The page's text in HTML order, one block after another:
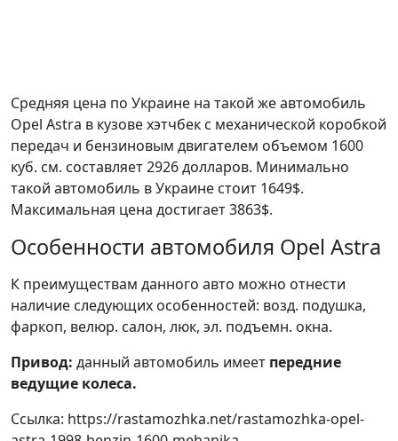
Средняя цена по Украине на такой же автомобиль
Opel Astra в кузове хэтчбек c механической коробкой
передач и бензиновым двигателем объемом 1600
куб. см. составляет 2926 долларов. Минимально
такой автомобиль в Украине стоит 1649$.
Максимальная цена достигает 3863$.
Особенности автомобиля Opel Astra
К преимуществам данного авто можно отнести
наличие следующих особенностей: возд. подушка,
фаркоп, велюр. салон, люк, эл. подъемн. окна.
Привод: данный автомобиль имеет передние
ведущие колеса.
Ссылка: https://rastamozhka.net/rastamozhka-opel-